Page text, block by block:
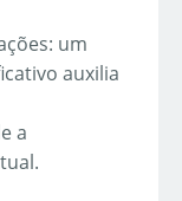
um
auxilia
a